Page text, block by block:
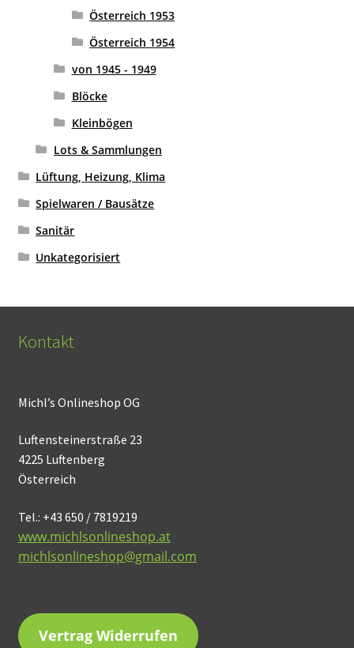
Österreich 1953
Österreich 1954
von 1945 - 1949
Blöcke
Kleinbögen
Lots & Sammlungen
Lüftung, Heizung, Klima
Spielwaren / Bausätze
Sanitär
Unkategorisiert
Kontakt
Michl’s Onlineshop OG
Luftensteinerstraße 23
4225 Luftenberg
Österreich
Tel.: +43 650 / 7819219
www.michlsonlineshop.at
michlsonlineshop@gmail.com
Vertrag Widerrufen